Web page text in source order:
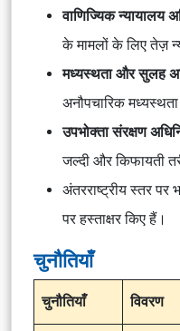
वाणिज्यिक न्यायालय
के मामलों के लिए तेज़
मध्यस्थता और सुलह
अनौपचारिक
उपभोक्ता संरक्षण
जल्दी और किफायती
अंतरराष्ट्रीय स्तर
पर हस्ताक्षर किए हैं।
चुनौतियाँ
चुनौतियाँ विवरण